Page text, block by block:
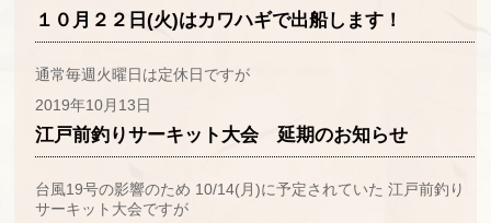
１０月２２日(火)はカワハギで出船します！
通常毎週火曜日は定休日ですが
2019年10月13日
江戸前釣りサーキット大会 延期のお知らせ
台風19号の影響のため 10/14(月)に予定されていた 江戸前釣り
サーキット大会ですが